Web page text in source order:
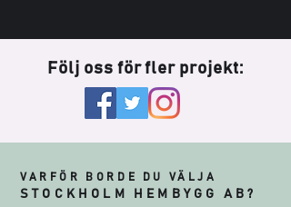
Följ oss för fler projekt:
VARFÖR BORDE DU VÄLJA
STOCKHOLM HEMBYGG AB?